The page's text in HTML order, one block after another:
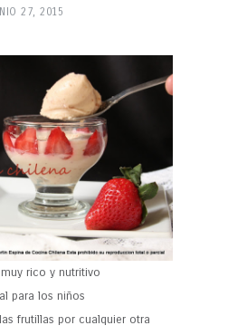
27, 2015
rico y nutritivo
para los niños
frutillas por cualquier otra